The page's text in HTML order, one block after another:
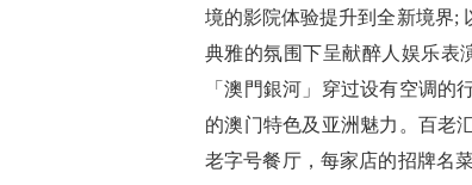
境的影院体验提升到全新境界;
典雅的氛围下呈献醉人娱乐表
「澳門銀河」穿过设有空调的
的澳门特色及亚洲魅力。百老
老字号餐厅，每家店的招牌名